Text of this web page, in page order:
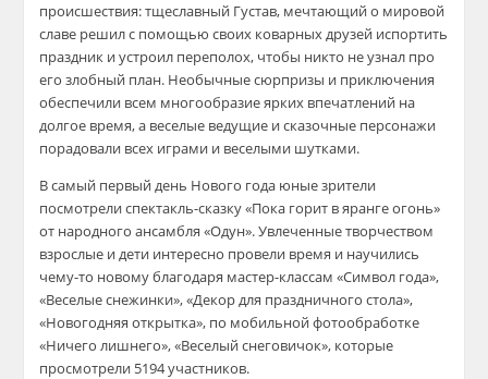
происшествия: тщеславный Густав, мечтающий о мировой
славе решил с помощью своих коварных друзей испортить
праздник и устроил переполох, чтобы никто не узнал про
его злобный план. Необычные сюрпризы и приключения
обеспечили всем многообразие ярких впечатлений на
долгое время, а веселые ведущие и сказочные персонажи
порадовали всех играми и веселыми шутками.
В самый первый день Нового года юные зрители
посмотрели спектакль-сказку «Пока горит в яранге огонь»
от народного ансамбля «Одун». Увлеченные творчеством
взрослые и дети интересно провели время и научились
чему-то новому благодаря мастер-классам «Символ года»,
«Веселые снежинки», «Декор для праздничного стола»,
«Новогодняя открытка», по мобильной фотообработке
«Ничего лишнего», «Веселый снеговичок», которые
просмотрели 5194 участников.